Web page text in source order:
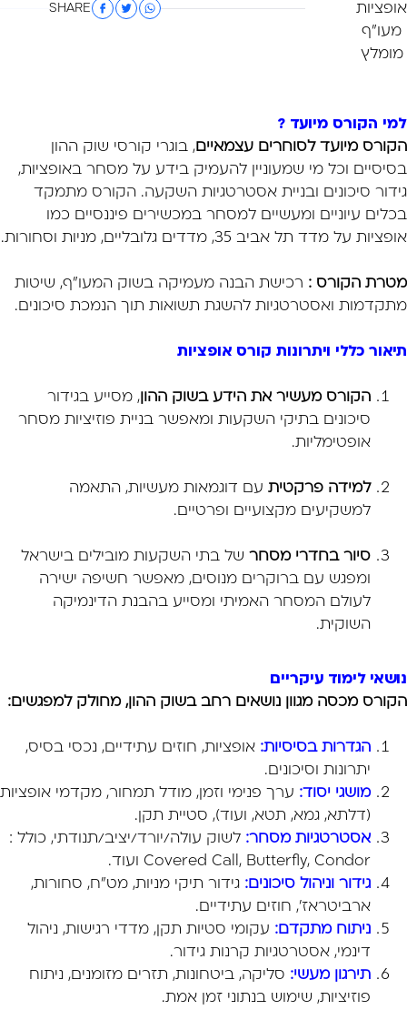
אופציות
מעו"ף
מומלץ
SHARE
למי הקורס מיועד ?
הקורס מיועד לסוחרים עצמאיים, בוגרי קורסי שוק ההון
בסיסיים וכל מי שמעוניין להעמיק בידע על מסחר באופציות,
גידור סיכונים ובניית אסטרטגיות השקעה. הקורס מתמקד
בכלים עיוניים ומעשיים למסחר במכשירים פיננסיים כמו
אופציות על מדד תל אביב 35, מדדים גלובליים, מניות וסחורות.
מטרת הקורס : רכישת הבנה מעמיקה בשוק המעו"ף, שיטות
מתקדמות ואסטרטגיות להשגת תשואות תוך הנמכת סיכונים.
תיאור כללי ויתרונות קורס אופציות
הקורס מעשיר את הידע בשוק ההון, מסייע בגידור
סיכונים בתיקי השקעות ומאפשר בניית פוזיציות מסחר
אופטימליות.
למידה פרקטית עם דוגמאות מעשיות, התאמה
למשקיעים מקצועיים ופרטיים.
סיור בחדרי מסחר של בתי השקעות מובילים בישראל
ומפגש עם ברוקרים מנוסים, מאפשר חשיפה ישירה
לעולם המסחר האמיתי ומסייע בהבנת הדינמיקה
השוקית.
נושאי לימוד עיקריים
הקורס מכסה מגוון נושאים רחב בשוק ההון, מחולק למפגשים:
הגדרות בסיסיות: אופציות, חוזים עתידיים, נכסי בסיס,
יתרונות וסיכונים.
מושגי יסוד: ערך פנימי וזמן, מודל תמחור, מקדמי אופציות
(דלתא, גמא, תטא, ועוד), סטיית תקן.
אסטרטגיות מסחר: לשוק עולה/יורד/יציב/תנודתי, כולל :
Covered Call, Butterfly, Condor ועוד.
גידור וניהול סיכונים: גידור תיקי מניות, מט"ח, סחורות,
ארביטראז', חוזים עתידיים.
ניתוח מתקדם: עקומי סטיות תקן, מדדי רגישות, ניהול
דינמי, אסטרטגיות קרנות גידור.
תירגון מעשי: סליקה, ביטחונות, תזרים מזומנים, ניתוח
פוזיציות, שימוש בנתוני זמן אמת.